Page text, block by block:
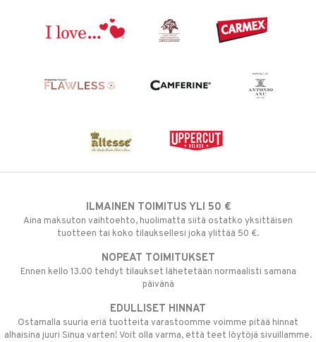
ILMAINEN TOIMITUS YLI 50 €
Aina maksuton vaihtoehto, huolimatta siitä ostatko yksittäisen
tuotteen tai koko tilauksellesi joka ylittää 50 €.
NOPEAT TOIMITUKSET
Ennen kello 13.00 tehdyt tilaukset lähetetään normaalisti samana
päivänä
EDULLISET HINNAT
Ostamalla suuria eriä tuotteita varastoomme voimme pitää hinnat
alhaisina juuri Sinua varten! Voit olla varma, että teet löytöjä sivuillamme.